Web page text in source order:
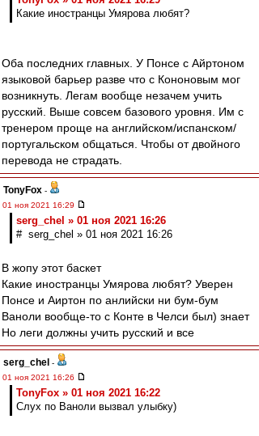
Какие иностранцы Умярова любят?
Оба последних главных. У Понсе с Айртоном
языковой барьер разве что с Кононовым мог
возникнуть. Легам вообще незачем учить
русский. Выше совсем базового уровня. Им с
тренером проще на английском/испанском/
португальском общаться. Чтобы от двойного
перевода не страдать.
TonyFox -
01 ноя 2021 16:29
serg_chel » 01 ноя 2021 16:26
# serg_chel » 01 ноя 2021 16:26
В жопу этот баскет
Какие иностранцы Умярова любят? Уверен
Понсе и Аиртон по анлийски ни бум-бум
Ваноли вообще-то с Конте в Челси был) знает
Но леги должны учить русский и все
serg_chel -
01 ноя 2021 16:26
TonyFox » 01 ноя 2021 16:22
Слух по Ваноли вызвал улыбку)